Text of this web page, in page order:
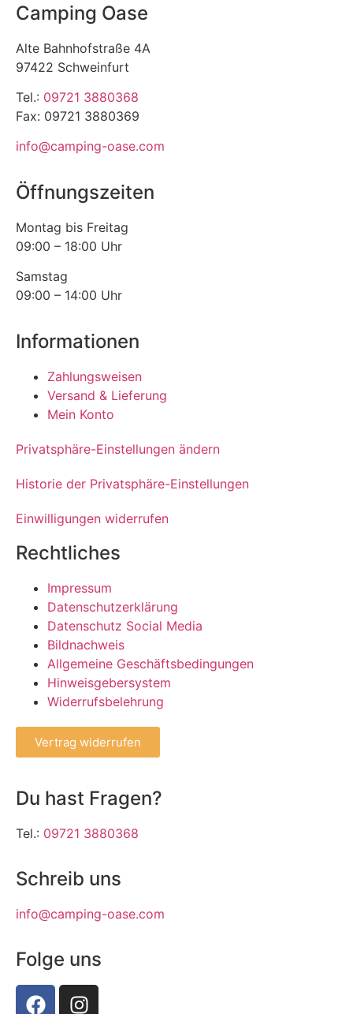
Camping Oase
Alte Bahnhofstraße 4A
97422 Schweinfurt
Tel.: 09721 3880368
Fax: 09721 3880369
info@camping-oase.com
Öffnungszeiten
Montag bis Freitag
09:00 – 18:00 Uhr
Samstag
09:00 – 14:00 Uhr
Informationen
Zahlungsweisen
Versand & Lieferung
Mein Konto
Privatsphäre-Einstellungen ändern
Historie der Privatsphäre-Einstellungen
Einwilligungen widerrufen
Rechtliches
Impressum
Datenschutzerklärung
Datenschutz Social Media
Bildnachweis
Allgemeine Geschäftsbedingungen
Hinweisgebersystem
Widerrufsbelehrung
Vertrag widerrufen
Du hast Fragen?
Tel.: 09721 3880368
Schreib uns
info@camping-oase.com
Folge uns